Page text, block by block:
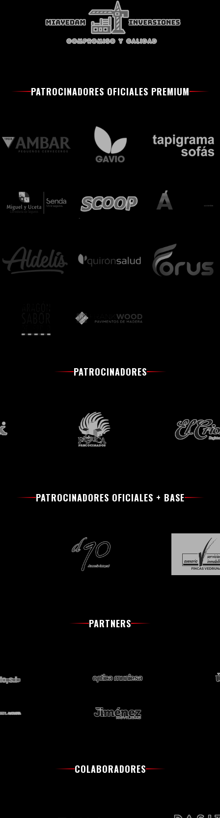
PATROCINADORES OFICIALES PREMIUM
PATROCINADORES
PATROCINADORES OFICIALES + BASE
PARTNERS
COLABORADORES